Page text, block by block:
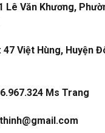
Lê Văn Khương,
47 Việt Hùng, Huyện
Ms Trang